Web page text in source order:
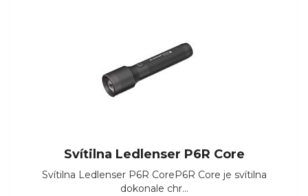
Svítilna Ledlenser P6R Core
Svítilna Ledlenser P6R CoreP6R Core je svítilna
dokonale chr...